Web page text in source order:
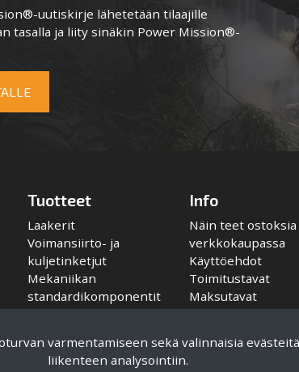
varmentamiseen sekä valinnaisia
liikenteen analysointiin.
uutiskirje lähetetään tilaajille
tasalla ja liity sinäkin Power Mission®-
Tuotteet
Laakerit
Voimansiirto- ja
kuljetinketjut
Mekaniikan
standardikomponentit
Kytkimet
Info
Näin teet ostoksia
verkkokaupassa
Käyttöehdot
Toimitustavat
Maksutavat
Tietosuojaseloste